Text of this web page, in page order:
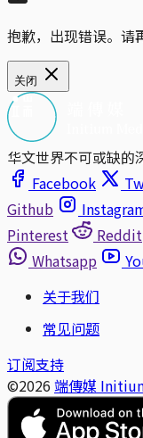
抱歉，出现错误。请
关闭
华文世界不可或缺的
Facebook
Github
Pinterest
Reddit
Whatsapp
关于我们
常见问题
订阅支持
©2026 端傳媒